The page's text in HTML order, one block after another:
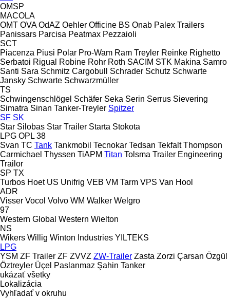
OMSP
MACOLA
OMT OVA OdAZ Oehler Officine BS Onab Palex Trailers
Panissars Parcisa Peatmax Pezzaioli
SCT
Piacenza Piusi Polar Pro-Wam Ram Treyler Reinke Righetto
Serbatoi Rigual Robine Rohr Roth SACIM STK Makina Samro
Santi Sara Schmitz Cargobull Schrader Schutz Schwarte
Jansky Schwarte Schwarzmüller
TS
Schwingenschlögel Schäfer Seka Serin Serrus Sievering
Simatra Sinan Tanker-Treyler Spitzer
SF SK
Star Silobas Star Trailer Starta Stokota
LPG OPL 38
Svan TC Tank Tankmobil Tecnokar Tedsan Tekfalt Thompson
Carmichael Thyssen TiAPM Titan Tolsma Trailer Engineering
Trailor
SP TX
Turbos Hoet US Unifrig VEB VM Tarm VPS Van Hool
ADR
Visser Vocol Volvo WM Walker Welgro
97
Western Global Western Wielton
NS
Wikers Willig Winton Industries YILTEKS
LPG
YSM ZF Trailer ZF ZVVZ ZW-Trailer Zasta Zorzi Çarsan Özgül
Öztreyler Üçel Paslanmaz Şahin Tanker
ukázať všetky
Lokalizácia
Vyhľadať v okruhu